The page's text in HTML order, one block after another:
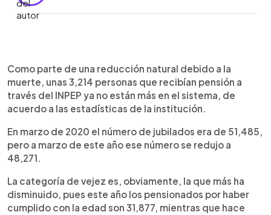
Escuchar artículo
Como parte de una reducción natural debido a la
muerte, unas 3,214 personas que recibían pensión a
través del INPEP ya no están más en el sistema, de
acuerdo a las estadísticas de la institución.
En marzo de 2020 el número de jubilados era de 51,485,
pero a marzo de este año ese número se redujo a
48,271.
La categoría de vejez es, obviamente, la que más ha
disminuido, pues este año los pensionados por haber
cumplido con la edad son 31,877, mientras que hace